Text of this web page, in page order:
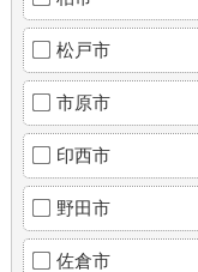
松戸市
市原市
印西市
野田市
佐倉市